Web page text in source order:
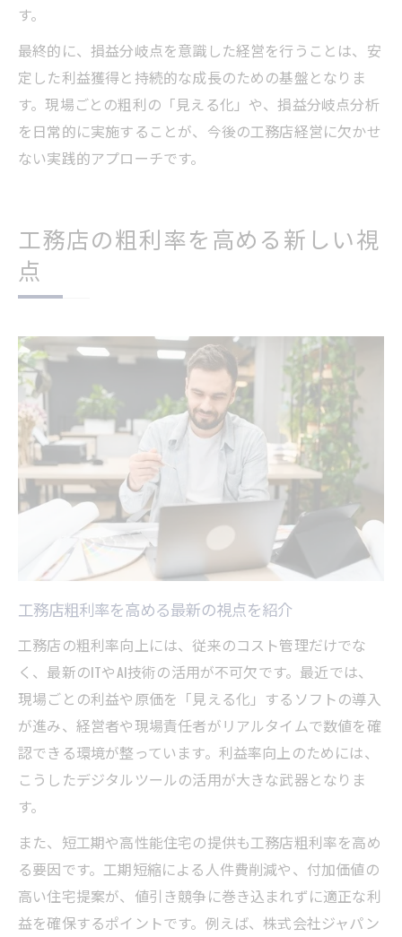
す。
最終的に、損益分岐点を意識した経営を行うことは、安
定した利益獲得と持続的な成長のための基盤となりま
す。現場ごとの粗利の「見える化」や、損益分岐点分析
を日常的に実施することが、今後の工務店経営に欠かせ
ない実践的アプローチです。
工務店の粗利率を高める新しい視
点
工務店粗利率を高める最新の視点を紹介
工務店の粗利率向上には、従来のコスト管理だけでな
く、最新のITやAI技術の活用が不可欠です。最近では、
現場ごとの利益や原価を「見える化」するソフトの導入
が進み、経営者や現場責任者がリアルタイムで数値を確
認できる環境が整っています。利益率向上のためには、
こうしたデジタルツールの活用が大きな武器となりま
す。
また、短工期や高性能住宅の提供も工務店粗利率を高め
る要因です。工期短縮による人件費削減や、付加価値の
高い住宅提案が、値引き競争に巻き込まれずに適正な利
益を確保するポイントです。例えば、株式会社ジャパン